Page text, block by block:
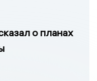
о планах